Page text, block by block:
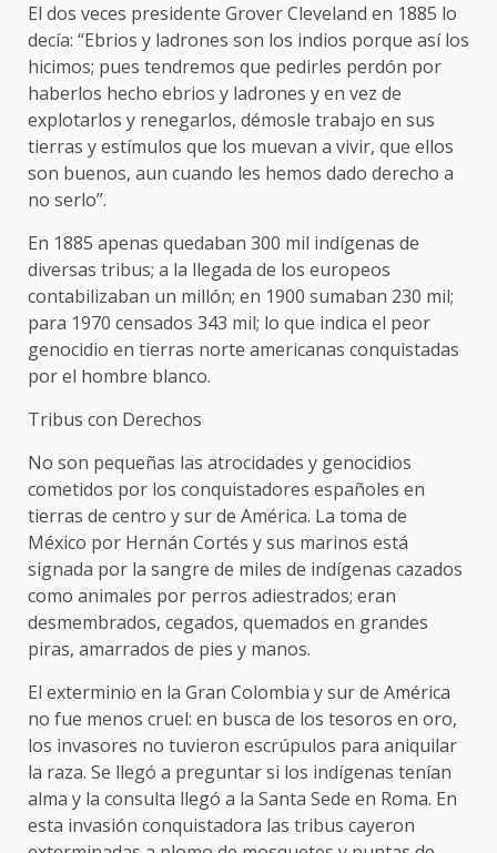
El dos veces presidente Grover Cleveland en 1885 lo
decía: “Ebrios y ladrones son los indios porque así los
hicimos; pues tendremos que pedirles perdón por
haberlos hecho ebrios y ladrones y en vez de
explotarlos y renegarlos, démosle trabajo en sus
tierras y estímulos que los muevan a vivir, que ellos
son buenos, aun cuando les hemos dado derecho a
no serlo”.
En 1885 apenas quedaban 300 mil indígenas de
diversas tribus; a la llegada de los europeos
contabilizaban un millón; en 1900 sumaban 230 mil;
para 1970 censados 343 mil; lo que indica el peor
genocidio en tierras norte americanas conquistadas
por el hombre blanco.
Tribus con Derechos
No son pequeñas las atrocidades y genocidios
cometidos por los conquistadores españoles en
tierras de centro y sur de América. La toma de
México por Hernán Cortés y sus marinos está
signada por la sangre de miles de indígenas cazados
como animales por perros adiestrados; eran
desmembrados, cegados, quemados en grandes
piras, amarrados de pies y manos.
El exterminio en la Gran Colombia y sur de América
no fue menos cruel: en busca de los tesoros en oro,
los invasores no tuvieron escrúpulos para aniquilar
la raza. Se llegó a preguntar si los indígenas tenían
alma y la consulta llegó a la Santa Sede en Roma. En
esta invasión conquistadora las tribus cayeron